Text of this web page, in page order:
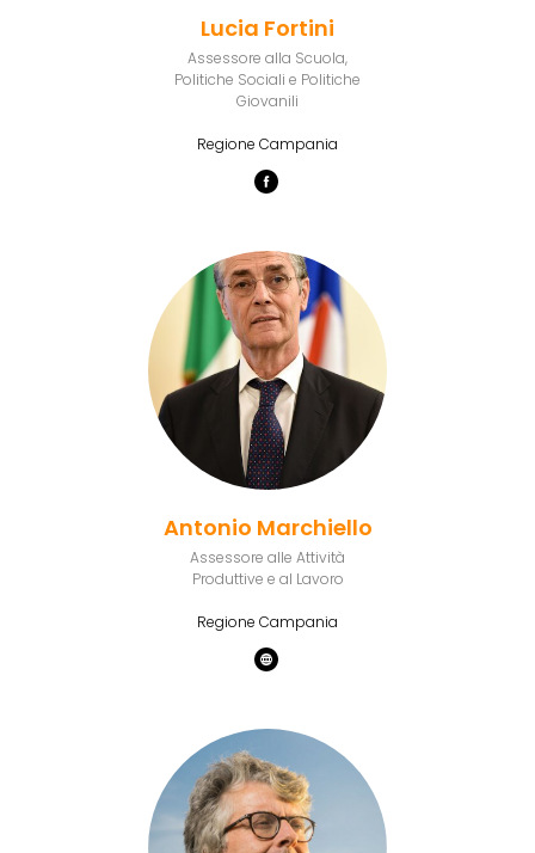
Lucia Fortini
Assessore alla Scuola,
Politiche Sociali e Politiche
Giovanili
Regione Campania
Antonio Marchiello
Assessore alle Attività
Produttive e al Lavoro
Regione Campania